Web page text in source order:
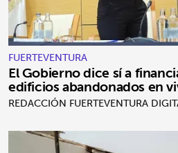
FUERTEVENTURA
El Gobierno dice sí a
edificios abandonados en
REDACCIÓN FUERTEVENTURA